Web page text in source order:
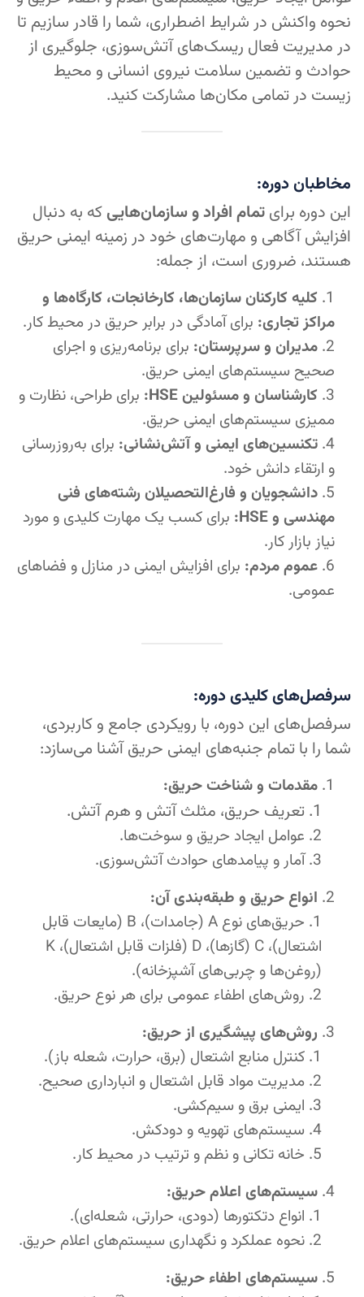
نحوه واکنش در شرایط اضطراری، شما را قادر سازیم تا
در مدیریت فعال ریسک‌های آتش‌سوزی، جلوگیری از
حوادث و تضمین سلامت نیروی انسانی و محیط
زیست در تمامی مکان‌ها مشارکت کنید.
مخاطبان دوره:
این دوره برایتمام افراد و سازمان‌هاییکه به دنبال
افزایش آگاهی و مهارت‌های خود در زمینه ایمنی حریق
هستند، ضروری است، از جمله:
کلیه کارکنان سازمان‌ها، کارخانجات، کارگاه‌ها و
مراکز تجاری: برای آمادگی در برابر حریق در محیط کار.
مدیران و سرپرستان: برای برنامه‌ریزی و اجرای
صحیح سیستم‌های ایمنی حریق.
کارشناسان و مسئولین HSE:
برای طراحی، نظارت و
ممیزی سیستم‌های ایمنی حریق.
تکنسین‌های ایمنی و آتش‌نشانی: برای به‌روزرسانی
و ارتقاء دانش خود.
دانشجویان و فارغ‌التحصیلان رشته‌های فنی
مهندسی و HSE:
برای کسب یک مهارت کلیدی و مورد
نیاز بازار کار.
عموم مردم: برای افزایش ایمنی در منازل و فضاهای
عمومی.
سرفصل‌های کلیدی دوره:
سرفصل‌های این دوره، با رویکردی جامع و کاربردی،
شما را با تمام جنبه‌های ایمنی حریق آشنا می‌سازد:
مقدمات و شناخت حریق:
تعریف حریق، مثلث آتش و هرم آتش.
عوامل ایجاد حریق و سوخت‌ها.
آمار و پیامدهای حوادث آتش‌سوزی.
انواع حریق و طبقه‌بندی آن:
حریق‌های نوع A (جامدات)، B (مایعات قابل
اشتعال)، C (گازها)، D (فلزات قابل اشتعال)، K
(روغن‌ها و چربی‌های آشپزخانه).
روش‌های اطفاء عمومی برای هر نوع حریق.
روش‌های پیشگیری از حریق:
کنترل منابع اشتعال (برق، حرارت، شعله باز).
مدیریت مواد قابل اشتعال و انبارداری صحیح.
ایمنی برق و سیم‌کشی.
سیستم‌های تهویه و دودکش.
خانه تکانی و نظم و ترتیب در محیط کار.
سیستم‌های اعلام حریق:
انواع دتکتورها (دودی، حرارتی، شعله‌ای).
نحوه عملکرد و نگهداری سیستم‌های اعلام حریق.
سیستم‌های اطفاء حریق: